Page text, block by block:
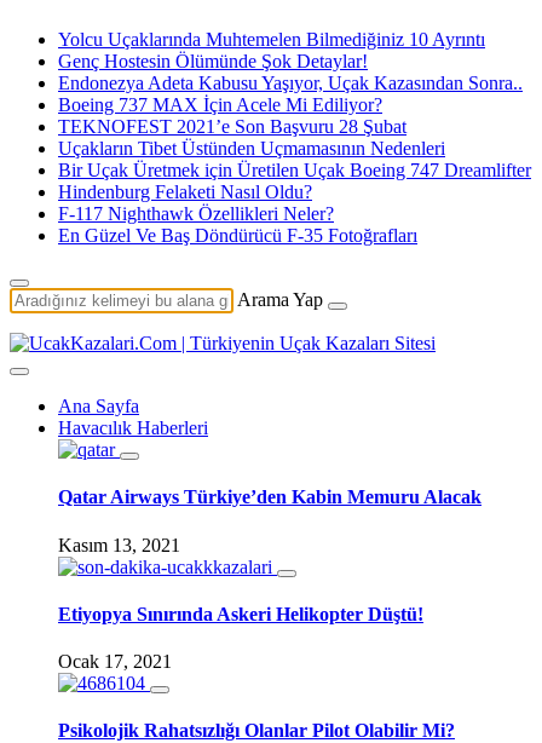
Yolcu Uçaklarında Muhtemelen Bilmediğiniz 10 Ayrıntı
Genç Hostesin Ölümünde Şok Detaylar!
Endonezya Adeta Kabusu Yaşıyor, Uçak Kazasından Sonra..
Boeing 737 MAX İçin Acele Mi Ediliyor?
TEKNOFEST 2021’e Son Başvuru 28 Şubat
Uçakların Tibet Üstünden Uçmamasının Nedenleri
Bir Uçak Üretmek için Üretilen Uçak Boeing 747 Dreamlifter
Hindenburg Felaketi Nasıl Oldu?
F-117 Nighthawk Özellikleri Neler?
En Güzel Ve Baş Döndürücü F-35 Fotoğrafları
Arama Yap
Ana Sayfa
Havacılık Haberleri
Qatar Airways Türkiye’den Kabin Memuru Alacak
Kasım 13, 2021
Etiyopya Sınırında Askeri Helikopter Düştü!
Ocak 17, 2021
Psikolojik Rahatsızlığı Olanlar Pilot Olabilir Mi?